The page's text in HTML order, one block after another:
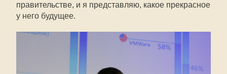
правительстве, и я представляю, какое прекрасное
у него будущее.